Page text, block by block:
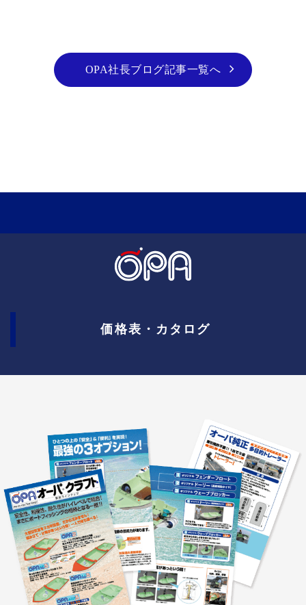
OPA社長ブログ記事一覧へ
価格表・カタログ